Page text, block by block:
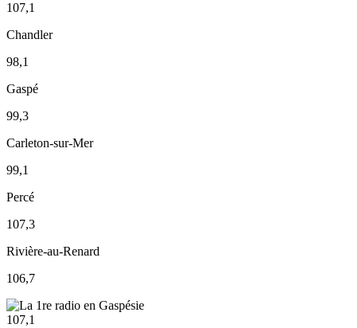
107,1
Chandler
98,1
Gaspé
99,3
Carleton-sur-Mer
99,1
Percé
107,3
Rivière-au-Renard
106,7
107,1